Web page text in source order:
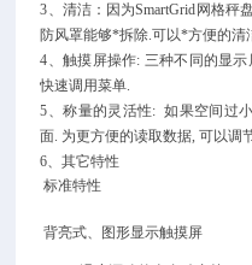
3、清洁：因为SmartGrid网格秤
防风罩能够*拆除.可以*方便的清
4、触摸屏操作: 三种不同的显
快速调用菜单.
5、称量的灵活性: 如果空间过
面. 为更方便的读取数据, 可以调
6、其它特性
标准特性
背亮式、图形显示触摸屏